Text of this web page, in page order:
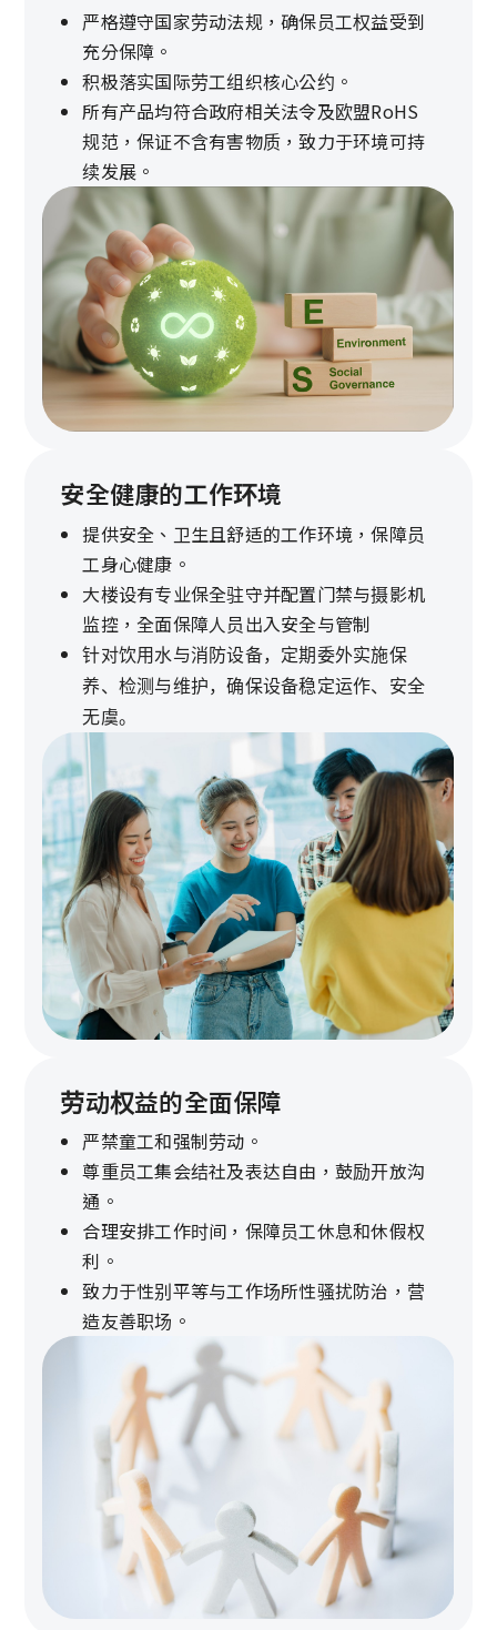
严格遵守国家劳动法规，确保员工权益受到
充分保障。
积极落实国际劳工组织核心公约。
所有产品均符合政府相关法令及欧盟RoHS
规范，保证不含有害物质，致力于环境可持
续发展。
安全健康的工作环境
提供安全、卫生且舒适的工作环境，保障员
工身心健康。
大楼设有专业保全驻守并配置门禁与摄影机
监控，全面保障人员出入安全与管制
针对饮用水与消防设备，定期委外实施保
养、检测与维护，确保设备稳定运作、安全
无虞。
劳动权益的全面保障
严禁童工和强制劳动。
尊重员工集会结社及表达自由，鼓励开放沟
通。
合理安排工作时间，保障员工休息和休假权
利。
致力于性别平等与工作场所性骚扰防治，营
造友善职场。